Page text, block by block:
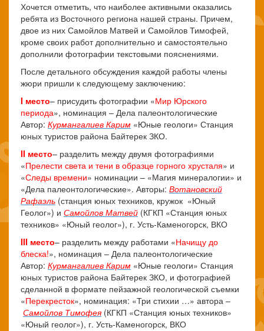
Хочется отметить, что наиболее активными оказались
ребята из Восточного региона нашей страны. Причем,
двое из них Самойлов Матвей и Самойлов Тимофей,
кроме своих работ дополнительно и самостоятельно
дополнили фотографии текстовыми пояснениями.
После детального обсуждения каждой работы члены
жюри пришли к следующему заключению:
I место– присудить фотографии «Мир Юрского
периода», номинация – Дела палеонтологические
Автор: Курмангалиев Карим «Юные геологи» Станция
юных туристов района Байтерек ЗКО.
II место– разделить между двумя фотографиями
«Прелести света и тени в образце горного хрусталя» и
«Следы времени» номинации – «Магия минералогии» и
«Дела палеонтологические». Авторы: Вотановский
Рафаэль (станция юных техников, кружок «Юный
Геолог») и Самойлов Матвей (КГКП «Станция юных
техников» «Юный геолог»), г. Усть-Каменогорск, ВКО
III место– разделить между работами «Начищу до
блеска!», номинация – Дела палеонтологические
Автор: Курмангалиев Карим «Юные геологи» Станция
юных туристов района Байтерек ЗКО, и фотографией
сделанной в формате пейзажной геологической съемки
«Перекресток», номинация: «Три стихии …» автора –
Самойлов Тимофея(КГКП «Станция юных техников»
«Юный геолог»), г. Усть-Каменогорск, ВКО